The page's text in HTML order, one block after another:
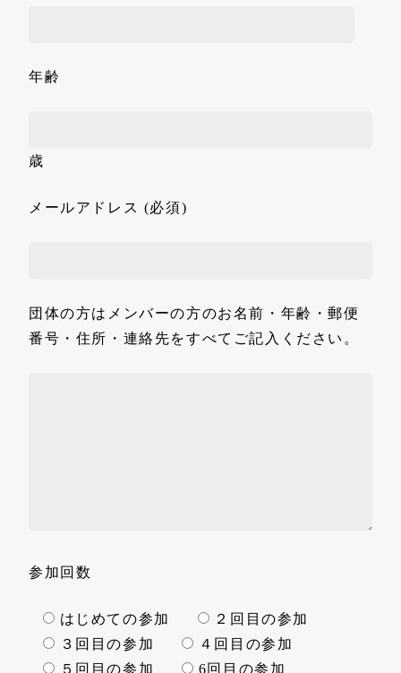
年齢
歳
メールアドレス (必須)
団体の方はメンバーの方のお名前・年齢・郵便
番号・住所・連絡先をすべてご記入ください。
参加回数
はじめての参加
２回目の参加
３回目の参加
４回目の参加
５回目の参加
6回目の参加